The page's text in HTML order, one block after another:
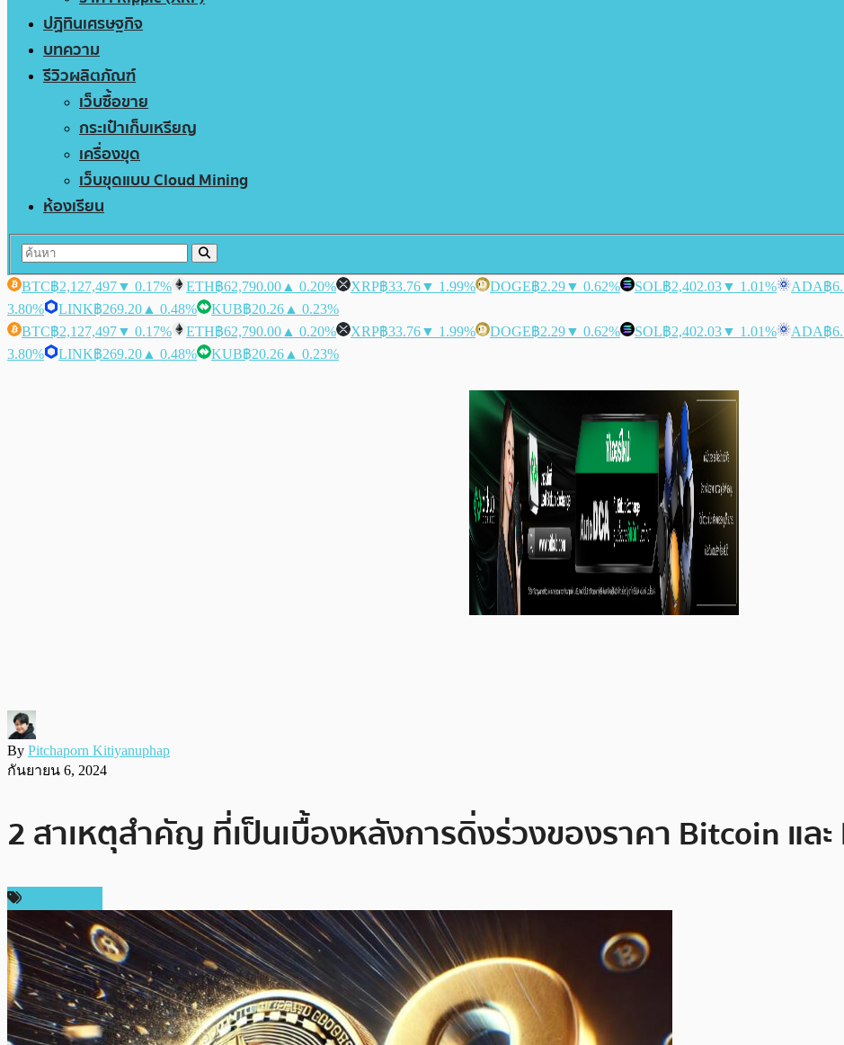
ปฏิทินเศรษฐกิจ
บทความ
รีวิวผลิตภัณฑ์
เว็บซื้อขาย
กระเป๋าเก็บเหรียญ
เครื่องขุด
เว็บขุดแบบ Cloud Mining
ห้องเรียน
BTC฿2,127,497▼ 0.17% ETH฿62,790.00 ▲ 0.20% XRP฿33.76▼ 1.99% DOGE฿2.29▼ 0.62% SOL฿2,402.03▼ 1.01% ADA฿
3.80%
LINK฿269.20 ▲ 0.48% KUB฿20.26 ▲ 0.23%
BTC฿2,127,497▼ 0.17% ETH฿62,790.00 ▲ 0.20% XRP฿33.76▼ 1.99% DOGE฿2.29▼ 0.62% SOL฿2,402.03▼ 1.01% ADA฿
3.80%
LINK฿269.20 ▲ 0.48% KUB฿20.26 ▲ 0.23%
By Pitchaporn Kitiyanuphap
กันยายน 6, 2024
2 สาเหตุสำคัญ ที่เป็นเบื้องหลังการดิ่งร่วงของราคา Bitcoin และ